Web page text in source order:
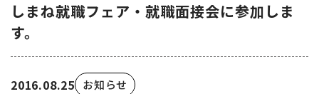
しまね就職フェア・就職面接会に参加しま
す。
2016.08.25 お知らせ